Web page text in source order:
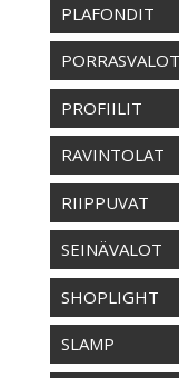
PLAFONDIT
PORRASVALOT
PROFIILIT
RAVINTOLAT
RIIPPUVAT
SEINÄVALOT
SHOPLIGHT
SLAMP